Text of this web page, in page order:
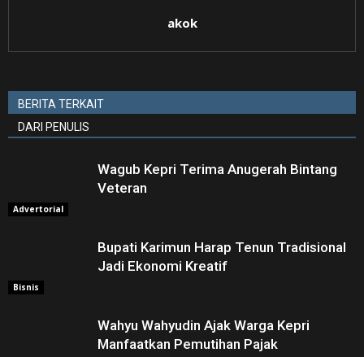
akok
BERITA TERKAIT
DARI PENULIS
Advertorial
Wagub Kepri Terima Anugerah Bintang
Veteran
Bisnis
Bupati Karimun Harap Tenun Tradisional
Jadi Ekonomi Kreatif
Wahyu Wahyudin Ajak Warga Kepri
Manfaatkan Pemutihan Pajak